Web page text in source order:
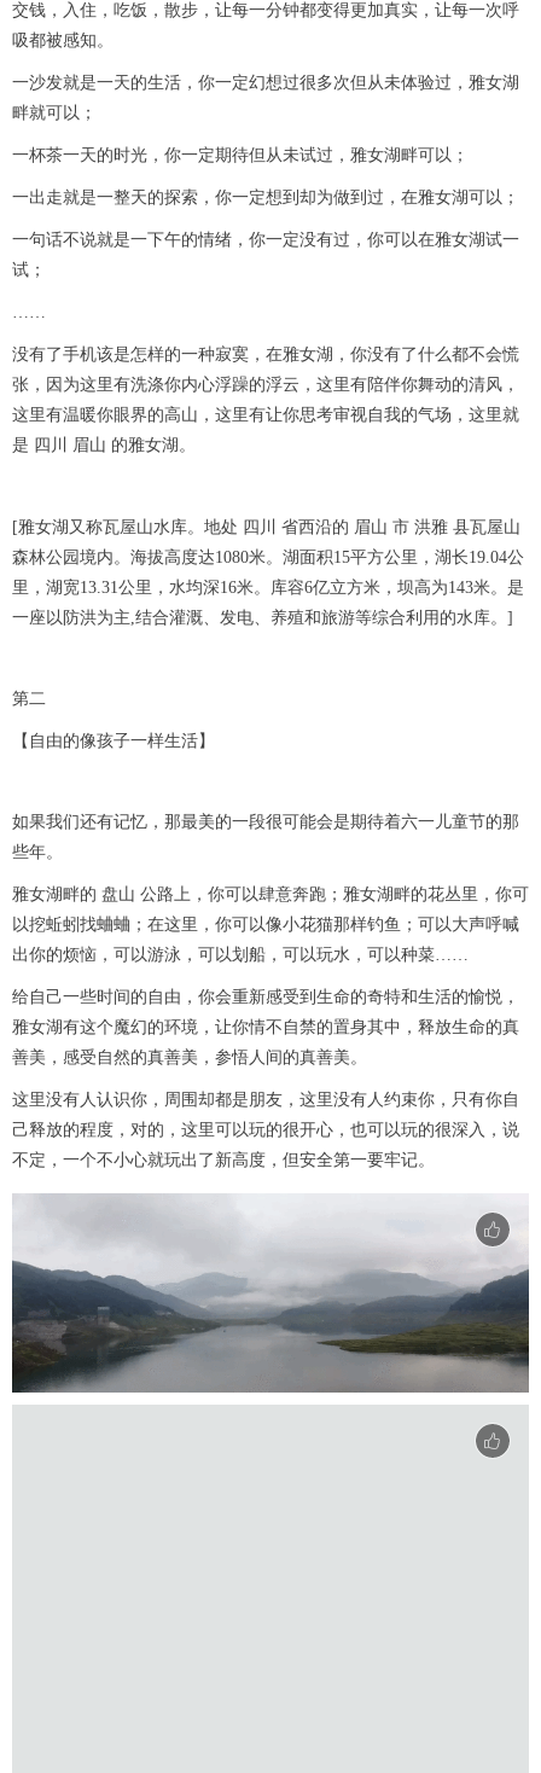
交钱，入住，吃饭，散步，让每一分钟都变得更加真实，让每一次呼
吸都被感知。
一沙发就是一天的生活，你一定幻想过很多次但从未体验过，雅女湖
畔就可以；
一杯茶一天的时光，你一定期待但从未试过，雅女湖畔可以；
一出走就是一整天的探索，你一定想到却为做到过，在雅女湖可以；
一句话不说就是一下午的情绪，你一定没有过，你可以在雅女湖试一
试；
……
没有了手机该是怎样的一种寂寞，在雅女湖，你没有了什么都不会慌
张，因为这里有洗涤你内心浮躁的浮云，这里有陪伴你舞动的清风，
这里有温暖你眼界的高山，这里有让你思考审视自我的气场，这里就
是 四川 眉山 的雅女湖。
[雅女湖又称瓦屋山水库。地处 四川 省西沿的 眉山 市 洪雅 县瓦屋山
森林公园境内。海拔高度达1080米。湖面积15平方公里，湖长19.04公
里，湖宽13.31公里，水均深16米。库容6亿立方米，坝高为143米。是
一座以防洪为主,结合灌溉、发电、养殖和旅游等综合利用的水库。]
第二
【自由的像孩子一样生活】
如果我们还有记忆，那最美的一段很可能会是期待着六一儿童节的那
些年。
雅女湖畔的 盘山 公路上，你可以肆意奔跑；雅女湖畔的花丛里，你可
以挖蚯蚓找蛐蛐；在这里，你可以像小花猫那样钓鱼；可以大声呼喊
出你的烦恼，可以游泳，可以划船，可以玩水，可以种菜……
给自己一些时间的自由，你会重新感受到生命的奇特和生活的愉悦，
雅女湖有这个魔幻的环境，让你情不自禁的置身其中，释放生命的真
善美，感受自然的真善美，参悟人间的真善美。
这里没有人认识你，周围却都是朋友，这里没有人约束你，只有你自
己释放的程度，对的，这里可以玩的很开心，也可以玩的很深入，说
不定，一个不小心就玩出了新高度，但安全第一要牢记。